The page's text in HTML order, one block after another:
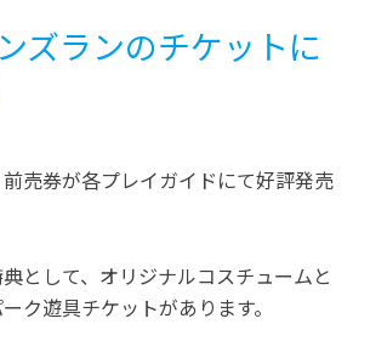
ズランのチケットに
売券が各プレイガイドにて好評発売
として、オリジナルコスチュームと
ク遊具チケットがあります。